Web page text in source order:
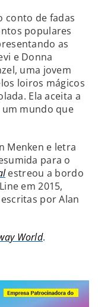
conto de fadas
populares
as
e Donna
uma jovem
loiros mágicos
Ela aceita a
mundo que
Menken e letra
para o
estreou a bordo
em 2015,
por Alan
World.